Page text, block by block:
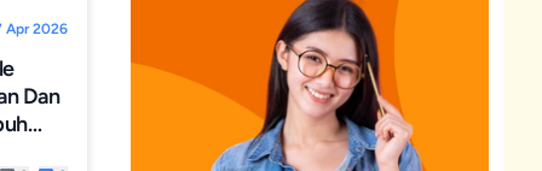
Apr 2026
Dan